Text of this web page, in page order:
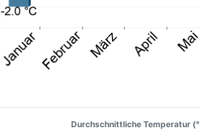
Durchschnittliche Temperatur